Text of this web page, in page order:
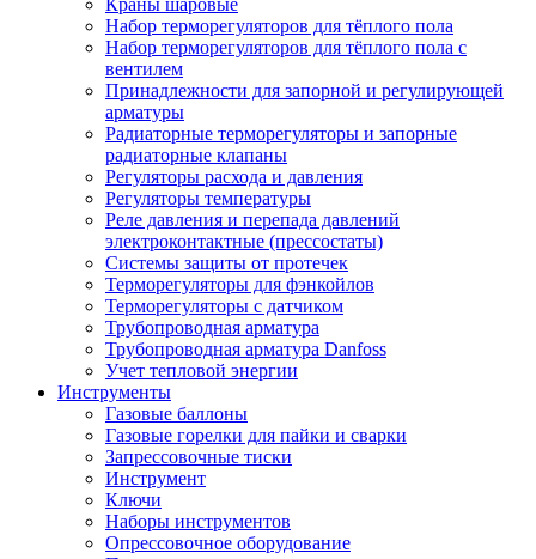
Краны шаровые
Набор терморегуляторов для тёплого пола
Набор терморегуляторов для тёплого пола с
вентилем
Принадлежности для запорной и регулирующей
арматуры
Радиаторные терморегуляторы и запорные
радиаторные клапаны
Регуляторы расхода и давления
Регуляторы температуры
Реле давления и перепада давлений
электроконтактные (прессостаты)
Системы защиты от протечек
Терморегуляторы для фэнкойлов
Терморегуляторы с датчиком
Трубопроводная арматура
Трубопроводная арматура Danfoss
Учет тепловой энергии
Инструменты
Газовые баллоны
Газовые горелки для пайки и сварки
Запрессовочные тиски
Инструмент
Ключи
Наборы инструментов
Опрессовочное оборудование